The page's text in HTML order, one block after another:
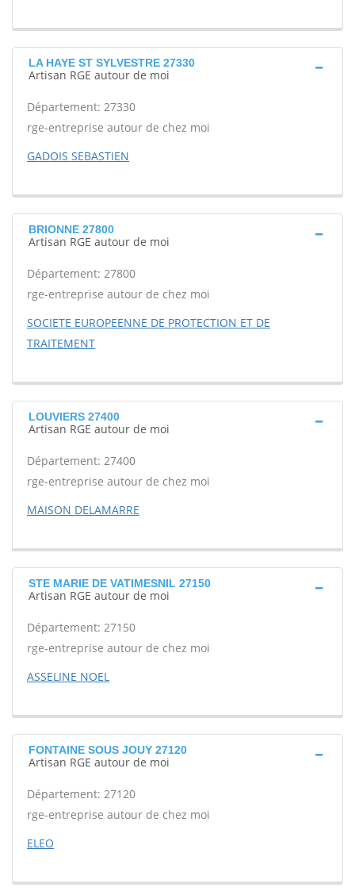
LA HAYE ST SYLVESTRE 27330
Artisan RGE autour de moi
Département: 27330
rge-entreprise autour de chez moi
GADOIS SEBASTIEN
BRIONNE 27800
Artisan RGE autour de moi
Département: 27800
rge-entreprise autour de chez moi
SOCIETE EUROPEENNE DE PROTECTION ET DE
TRAITEMENT
LOUVIERS 27400
Artisan RGE autour de moi
Département: 27400
rge-entreprise autour de chez moi
MAISON DELAMARRE
STE MARIE DE VATIMESNIL 27150
Artisan RGE autour de moi
Département: 27150
rge-entreprise autour de chez moi
ASSELINE NOEL
FONTAINE SOUS JOUY 27120
Artisan RGE autour de moi
Département: 27120
rge-entreprise autour de chez moi
ELEO